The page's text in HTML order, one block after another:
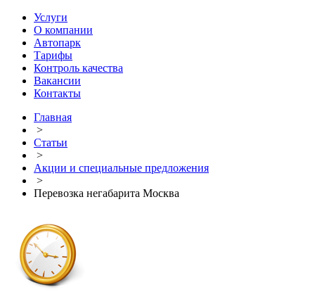
Услуги
О компании
Автопарк
Тарифы
Контроль качества
Вакансии
Контакты
Главная
>
Статьи
>
Акции и специальные предложения
>
Перевозка негабарита Москва